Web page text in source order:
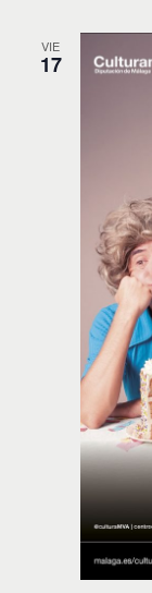
VIE
17